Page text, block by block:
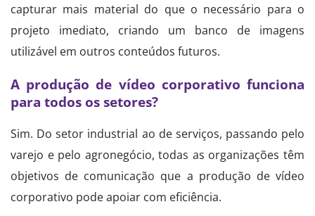
capturar mais material do que o necessário para o
projeto imediato, criando um banco de imagens
utilizável em outros conteúdos futuros.
A produção de vídeo corporativo funciona
para todos os setores?
Sim. Do setor industrial ao de serviços, passando pelo
varejo e pelo agronegócio, todas as organizações têm
objetivos de comunicação que a produção de vídeo
corporativo pode apoiar com eficiência.